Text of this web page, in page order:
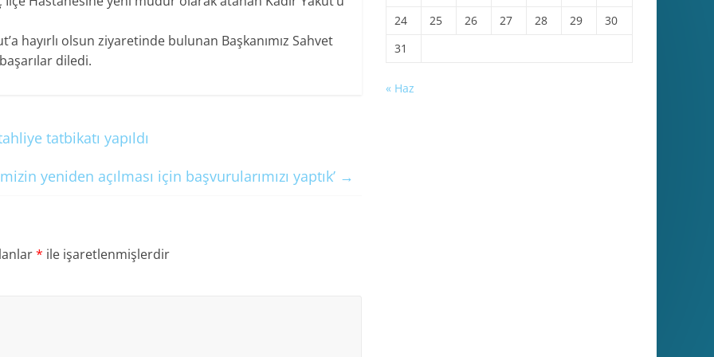
hayırlı olsun ziyaretinde bulunan Başkanımız Sahvet
diledi.
tatbikatı yapıldı
yeniden açılması için başvurularımızı yaptık’ →
* ile işaretlenmişlerdir
24 25 26 27 28 29
30
31
« Haz